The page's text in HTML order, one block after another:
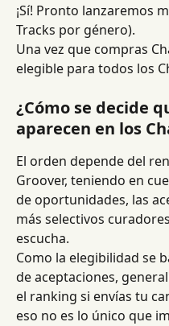
¡Sí! Pronto lanzaremos
Tracks por género).
Una vez que compras
elegible para todos los
¿Cómo se decide
aparecen en los
El orden depende del
Groover, teniendo en
de oportunidades, las
más selectivos
escucha.
Como la elegibilidad se
de aceptaciones,
el ranking si envías tu
eso no es lo único que